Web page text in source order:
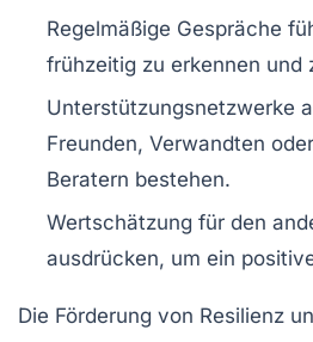
Regelmäßige Gespräche
frühzeitig zu erkennen und
Unterstützungsnetzwerke
Freunden, Verwandten
Beratern bestehen.
Wertschätzung für den
ausdrücken, um ein
Die Förderung von Resilienz